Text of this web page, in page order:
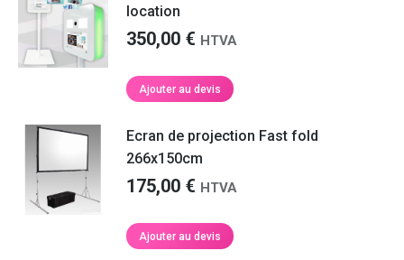
location
350,00 € HTVA
Ajouter au devis
Ecran de projection Fast fold
266x150cm
175,00 € HTVA
Ajouter au devis